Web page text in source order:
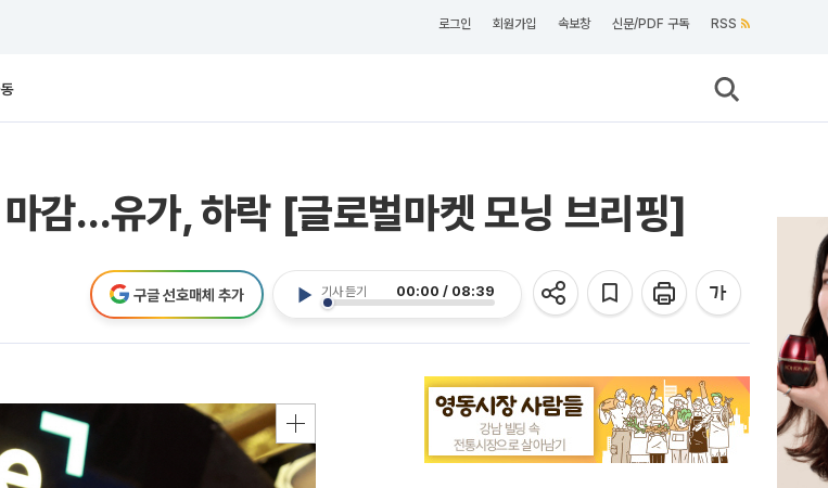
로그인 회원가입 속보창 신문/PDF 구독 RSS
감…유가, 하락 [글로벌마켓 모닝 브리핑]
기사 듣기 00:00 / 08:39
구글 선호매체 추가